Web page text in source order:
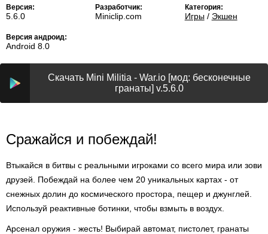
Версия:
5.6.0
Разработчик:
Miniclip.com
Категория:
Игры/ Экшен
Версия андроид:
Android 8.0
Скачать Mini Militia - War.io [мод: бесконечные
гранаты] v.5.6.0
Сражайся и побеждай!
Втыкайся в битвы с реальными игроками со всего мира или зови
друзей. Побеждай на более чем 20 уникальных картах - от
снежных долин до космического простора, пещер и джунглей.
Используй реактивные ботинки, чтобы взмыть в воздух.
Арсенал оружия - жесть! Выбирай автомат, пистолет, гранаты